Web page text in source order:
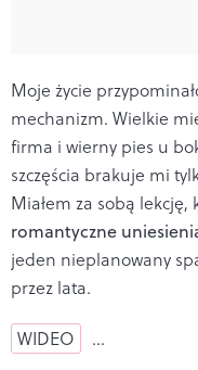
Moje życie
mechanizm. Wielkie
firma i wierny pies u
szczęścia brakuje mi
Miałem za sobą lekcję,
romantyczne
jeden nieplanowany
przez lata.
WIDEO …